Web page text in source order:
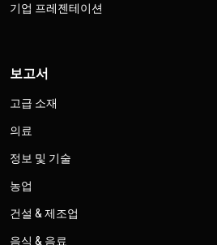
기업 프레젠테이션
보고서
고급 소재
의료
정보 및 기술
농업
건설 & 제조업
음식 & 음료